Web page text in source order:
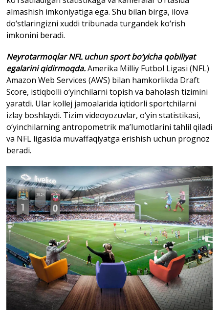
almashish imkoniyatiga ega. Shu bilan birga, ilova
do‘stlaringizni xuddi tribunada turgandek ko‘rish
imkonini beradi.
Neyrotarmoqlar NFL uchun sport bo‘yicha qobiliyat
egalarini qidirmoqda.Amerika Milliy Futbol Ligasi (NFL)
Amazon Web Services (AWS) bilan hamkorlikda Draft
Score, istiqbolli o‘yinchilarni topish va baholash tizimini
yaratdi. Ular kollej jamoalarida iqtidorli sportchilarni
izlay boshlaydi. Tizim videoyozuvlar, o‘yin statistikasi,
o‘yinchilarning antropometrik ma’lumotlarini tahlil qiladi
va NFL ligasida muvaffaqiyatga erishish uchun prognoz
beradi.